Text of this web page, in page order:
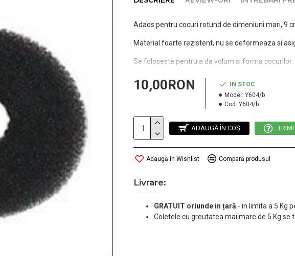
Adaos pentru cocuri rotund de dimeniuni mari, 9
Material foarte rezistent, nu se deformeaza si
Se foloseste pentru a da volum si forma cocurilor.
Culoare: blond.
10,00RON
IN STOC
Model: Y604/b
Cod: Y604/b
ADAUGĂ ÎN COŞ
Adaugă in Wishlist Compară produsul
Livrare:
GRATUIT oriunde in țară - in limita a 5 Kg
Coletele cu greutatea mai mare de 5 Kg